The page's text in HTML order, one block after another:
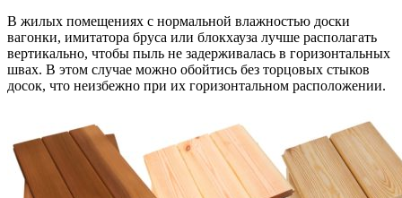
В жилых помещениях с нормальной влажностью доски
вагонки, имитатора бруса или блокхауза лучше располагать
вертикально, чтобы пыль не задерживалась в горизонтальных
швах. В этом случае можно обойтись без торцовых стыков
досок, что неизбежно при их горизонтальном расположении.